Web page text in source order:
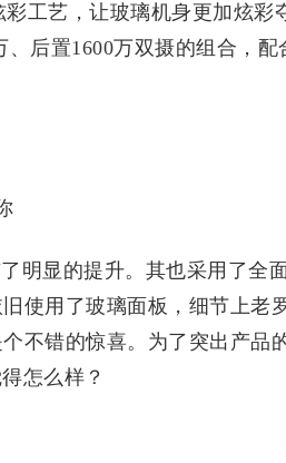
工艺，让玻璃机身更加炫彩
后置1600万双摄的组合，配
明显的提升。其也采用了全
使用了玻璃面板，细节上老
不错的惊喜。为了突出产品
怎么样？